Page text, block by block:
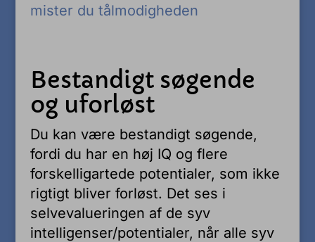
mister du tålmodigheden
Bestandigt søgende
og uforløst
Du kan være bestandigt søgende,
fordi du har en høj IQ og flere
forskelligartede potentialer, som ikke
rigtigt bliver forløst. Det ses i
selvevalueringen af de syv
intelligenser/potentialer, når alle syv